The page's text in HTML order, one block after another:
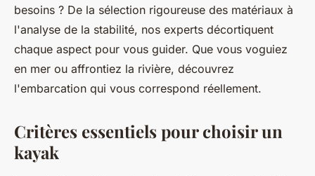
besoins ? De la sélection rigoureuse des matériaux à
l'analyse de la stabilité, nos experts décortiquent
chaque aspect pour vous guider. Que vous voguiez
en mer ou affrontiez la rivière, découvrez
l'embarcation qui vous correspond réellement.
Critères essentiels pour choisir un
kayak